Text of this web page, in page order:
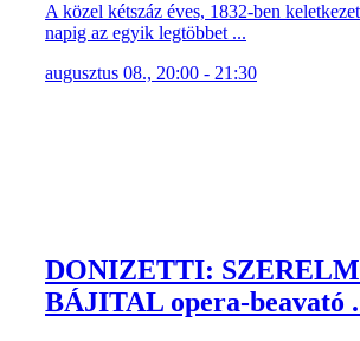
A közel kétszáz éves, 1832-ben
napig az egyik legtöbbet ...
augusztus 08., 20:00 - 21:30
DONIZETTI:
BÁJITAL opera-beavató